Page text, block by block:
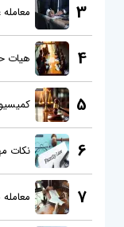
3
4 هیات
5 کمیسیون ماده 5
6 نکات
7